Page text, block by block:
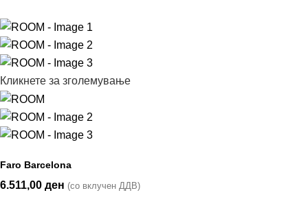
Кликнете за зголемување
Faro Barcelona
6.511,00 ден (со вклучен ДДВ)